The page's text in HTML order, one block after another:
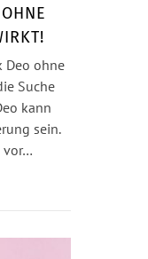
Deo ohne
Suche
kann
sein.
vor…